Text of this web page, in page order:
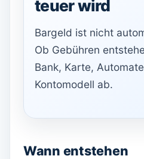
teuer wird
Bargeld ist nicht
Ob Gebühren
Bank, Karte,
Kontomodell ab.
Wann entstehen